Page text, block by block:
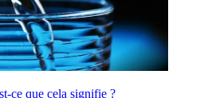
ce que cela signifie ?